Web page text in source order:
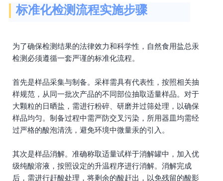
标准化检测流程实施步骤
为了确保检测结果的法律效力和科学性，自然食用盐总汞
检测必须遵循一套严谨的标准化流程。
首先是样品采集与制备。采样需具有代表性，按照相关抽
样规范，从同一批次产品的不同部位抽取适量样品。对于
大颗粒的日晒盐，需进行粉碎、研磨并过筛处理，以确保
样品均匀。制备过程中需严防交叉污染，所用器皿均需经
过严格的酸泡清洗，避免环境中微量汞的引入。
其次是样品消解。准确称取适量试样于消解罐中，加入优
级纯酸溶液，按照设定的升温程序进行消解。消解完成
后，需进行赶酸处理，将剩余的酸赶出，以免残留的酸影